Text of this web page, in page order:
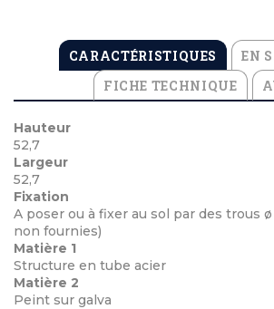
CARACTÉRISTIQUES
EN
FICHE TECHNIQUE
Hauteur
52,7
Largeur
52,7
Fixation
A poser ou à fixer au sol par des trous
non fournies)
Matière 1
Structure en tube acier
Matière 2
Peint sur galva